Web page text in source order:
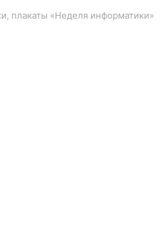
плакаты «Неделя информатики»